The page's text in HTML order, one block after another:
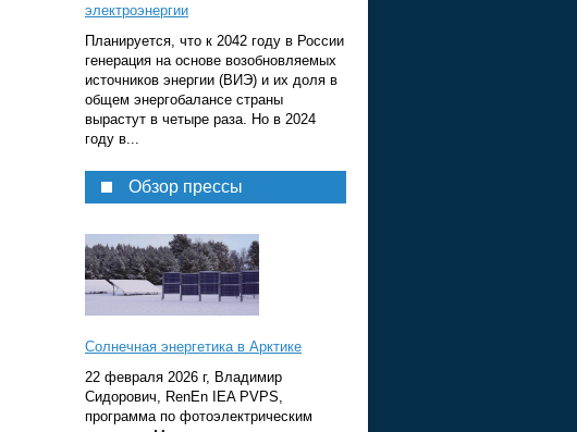
электроэнергии
Планируется, что к 2042 году в России
генерация на основе возобновляемых
источников энергии (ВИЭ) и их доля в
общем энергобалансе страны
вырастут в четыре раза. Но в 2024
году в...
Обзор прессы
Солнечная энергетика в Арктике
22 февраля 2026 г, Владимир
Сидорович, RenEn IEA PVPS,
программа по фотоэлектрическим